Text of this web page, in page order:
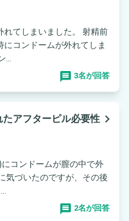
まいました。 射精前
コンドームが外れてしま
3名が回答
アフターピル必要性 navigate_next
コンドームが膣の中で外
気づいたのですが、その後
2名が回答